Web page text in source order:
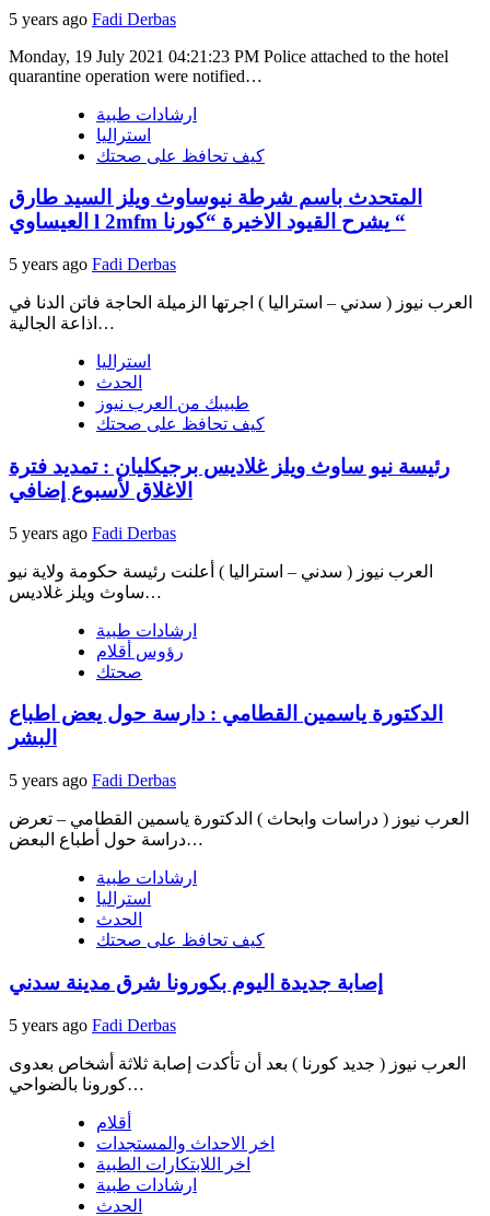
5 years ago Fadi Derbas
Monday, 19 July 2021 04:21:23 PM Police attached to the hotel
quarantine operation were notified…
ارشادات طبية
استراليا
كيف تحافظ على صحتك
المتحدث باسم شرطة نيوساوث ويلز السيد طارق
العيساوي l 2mfm يشرح القيود الاخيرة “كورنا “
5 years ago Fadi Derbas
العرب نيوز ( سدني – استراليا ) اجرتها الزميلة الحاجة فاتن الدنا في
اذاعة الجالية…
استراليا
الحدث
طبيبك من العرب نيوز
كيف تحافظ على صحتك
رئيسة نيو ساوث ويلز غلاديس برجيكليان : تمديد فترة
الاغلاق لأسبوع إضافي
5 years ago Fadi Derbas
العرب نيوز ( سدني – استراليا ) أعلنت رئيسة حكومة ولاية نيو
ساوث ويلز غلاديس…
ارشادات طبية
رؤوس أقلام
صحتك
الدكتورة ياسمين القطامي : دارسة حول يعض اطباع
البشر
5 years ago Fadi Derbas
العرب نيوز ( دراسات وابحاث ) الدكتورة ياسمين القطامي – تعرض
دراسة حول أطباع البعض…
ارشادات طبية
استراليا
الحدث
كيف تحافظ على صحتك
إصابة جديدة اليوم بكورونا شرق مدينة سدني
5 years ago Fadi Derbas
العرب نيوز ( جديد كورنا ) بعد أن تأكدت إصابة ثلاثة أشخاص بعدوى
كورونا بالضواحي…
أقلام
اخر الاحداث والمستجدات
اخر اللابتكارات الطبية
ارشادات طبية
الحدث